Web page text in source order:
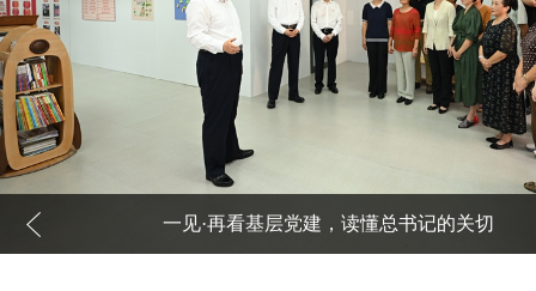
一见·再看基层党建，读懂总书记的关切